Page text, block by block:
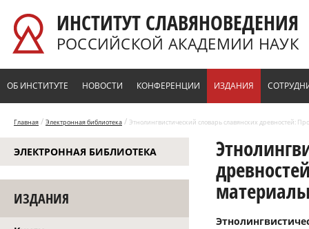
ИНСТИТУТ СЛАВЯНОВЕДЕНИЯ
РОССИЙСКОЙ АКАДЕМИИ НАУК
ОБ ИНСТИТУТЕ НОВОСТИ КОНФЕРЕНЦИИ ИЗДАНИЯ
Главная / Электронная библиотека / Этнолингвистический словарь славянских древностей:
ЭЛЕКТРОННАЯ БИБЛИОТЕКА
ИЗДАНИЯ